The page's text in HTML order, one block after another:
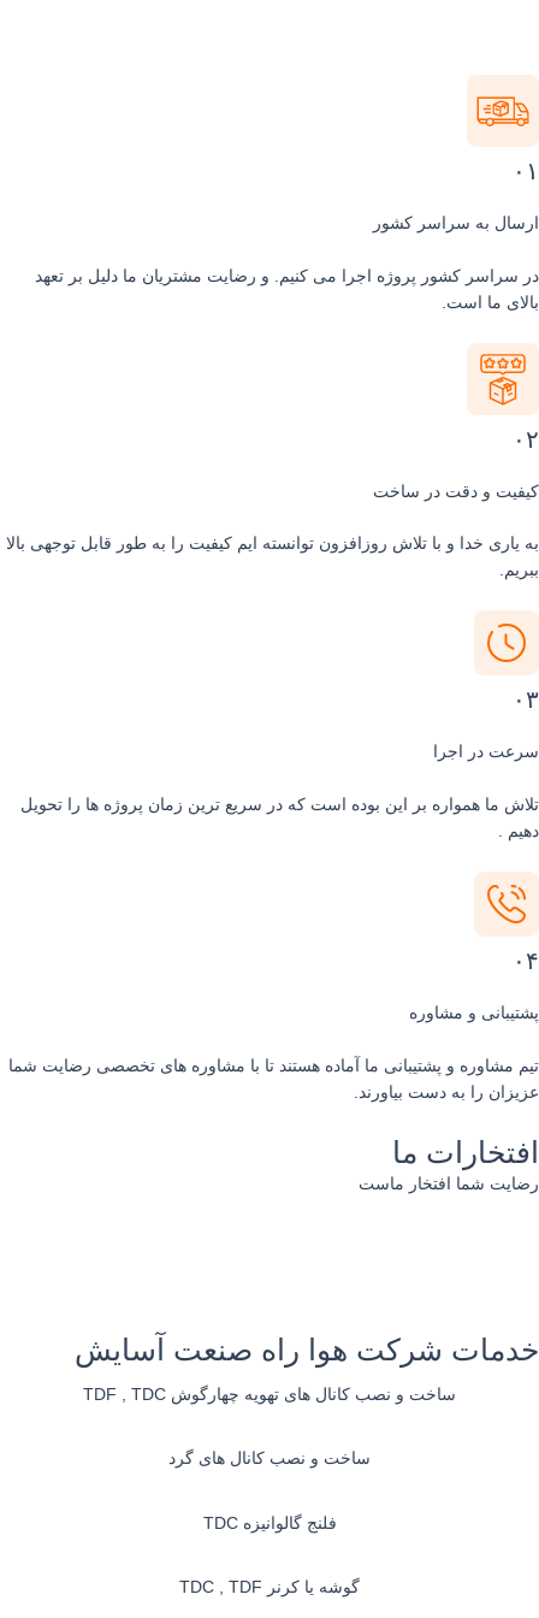
به سراسر کشور
سراسر کشور پروژه اجرا می کنیم. و رضایت مشتریان ما دلیل بر تعهد
ما است.
و دقت در ساخت
یاری خدا و با تلاش روزافزون توانسته ایم کیفیت را به طور قابل توجهی بالا
در اجرا
ما همواره بر این بوده است که در سریع ترین زمان پروژه ها را تحویل
.
و مشاوره
مشاوره و پشتیبانی ما آماده هستند تا با مشاوره های تخصصی رضایت شما
را به دست بیاورند.
ما
شما افتخار ماست
شرکت هوا راه صنعت آسایش
ساخت و نصب کانال های تهویه چهارگوش TDF , TDC
ساخت و نصب کانال های گرد
فلنج گالوانیزه TDC
گوشه یا کرنر TDC , TDF